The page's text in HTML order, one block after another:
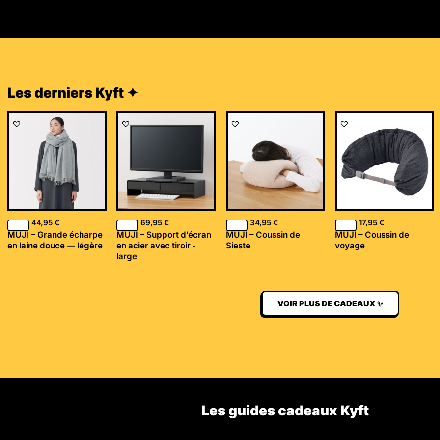
Les derniers Kyft ✦
44,95 €
MUJI – Grande écharpe
en laine douce — légère
69,95€
MUJI – Support d’écran
en acier avec tiroir ‐
large
34,95 €
MUJI – Coussin de
Sieste
17,95 €
MUJI – Coussin de
voyage
VOIR PLUS DE CADEAUX ✨
Les guides cadeaux Kyft​